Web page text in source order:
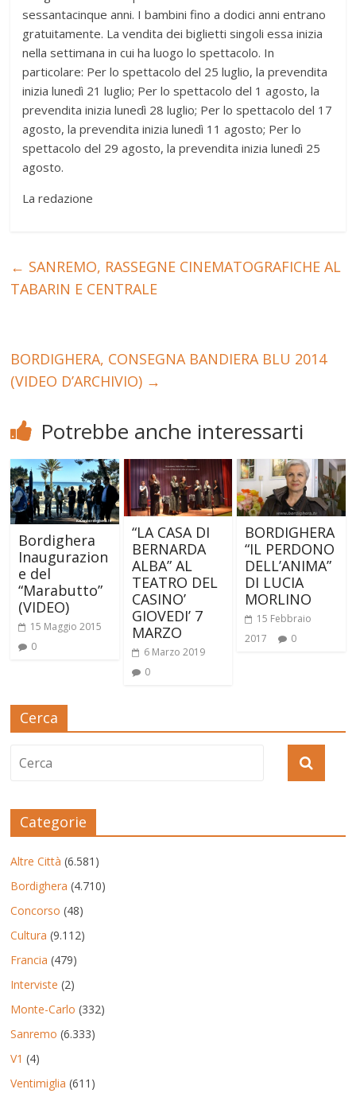
sessantacinque anni. I bambini fino a dodici anni entrano
gratuitamente. La vendita dei biglietti singoli essa inizia
nella settimana in cui ha luogo lo spettacolo. In
particolare: Per lo spettacolo del 25 luglio, la prevendita
inizia lunedì 21 luglio; Per lo spettacolo del 1 agosto, la
prevendita inizia lunedì 28 luglio; Per lo spettacolo del 17
agosto, la prevendita inizia lunedì 11 agosto; Per lo
spettacolo del 29 agosto, la prevendita inizia lunedì 25
agosto.
La redazione
← SANREMO, RASSEGNE CINEMATOGRAFICHE AL
TABARIN E CENTRALE
BORDIGHERA, CONSEGNA BANDIERA BLU 2014
(VIDEO D’ARCHIVIO) →
Potrebbe anche interessarti
Bordighera
Inaugurazion
e del
“Marabutto”
(VIDEO)
15 Maggio 2015
0
“LA CASA DI
BERNARDA
ALBA” AL
TEATRO DEL
CASINO’
GIOVEDI’ 7
MARZO
6 Marzo 2019
0
BORDIGHERA
“IL PERDONO
DELL’ANIMA”
DI LUCIA
MORLINO
15 Febbraio
2017
0
Cerca
Categorie
Altre Città (6.581)
Bordighera (4.710)
Concorso (48)
Cultura (9.112)
Francia (479)
Interviste (2)
Monte-Carlo (332)
Sanremo (6.333)
V1 (4)
Ventimiglia (611)